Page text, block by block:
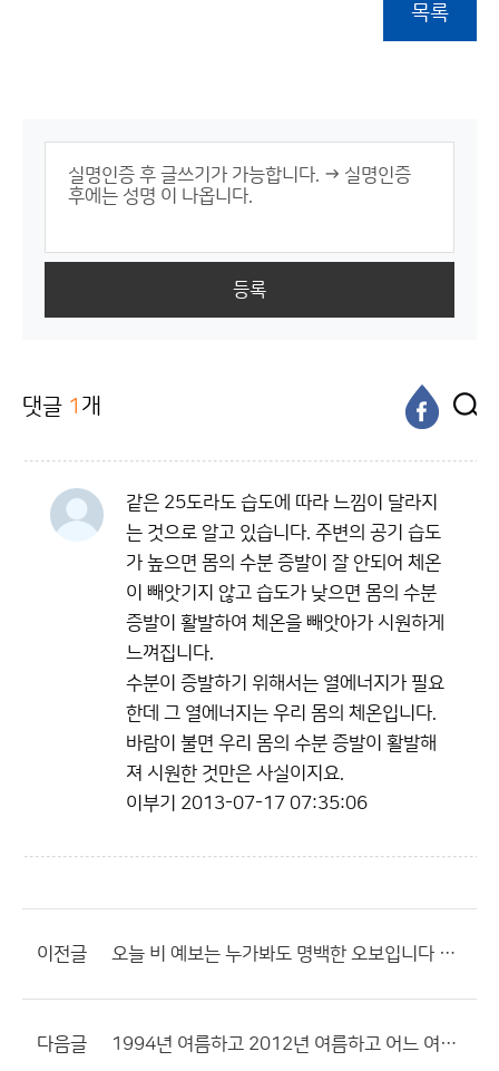
목록
등록
댓글 1 개
같은 25도라도 습도에 따라 느낌이 달라지
는 것으로 알고 있습니다. 주변의 공기 습도
가 높으면 몸의 수분 증발이 잘 안되어 체온
이 빼앗기지 않고 습도가 낮으면 몸의 수분
증발이 활발하여 체온을 빼앗아가 시원하게
느껴집니다.
수분이 증발하기 위해서는 열에너지가 필요
한데 그 열에너지는 우리 몸의 체온입니다.
바람이 불면 우리 몸의 수분 증발이 활발해
져 시원한 것만은 사실이지요.
이부기 2013-07-17 07:35:06
이전글 오늘 비 예보는 누가봐도 명백한 오보입니다 ㅡㅡㅋ
다음글 1994년 여름하고 2012년 여름하고 어느 여름이 더 더워보이나요?